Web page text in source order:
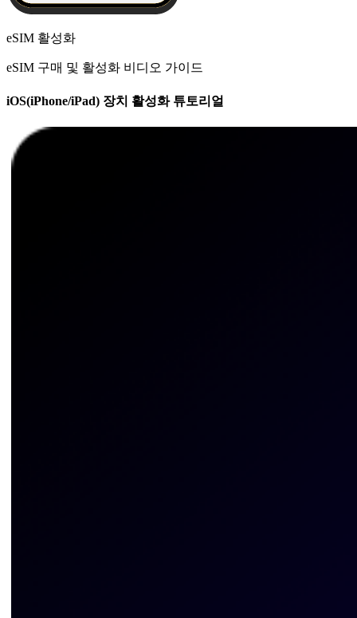
eSIM 활성화
eSIM 구매 및 활성화 비디오 가이드
iOS(iPhone/iPad) 장치 활성화 튜토리얼